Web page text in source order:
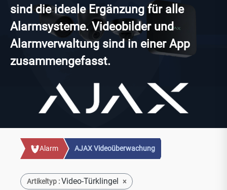
sind die ideale Ergänzung für alle
Alarmsysteme. Videobilder und
Alarmverwaltung sind in einer App
zusammengefasst.
Alarm AJAX Videoüberwachung
Artikeltyp :Video-Türklingel ×